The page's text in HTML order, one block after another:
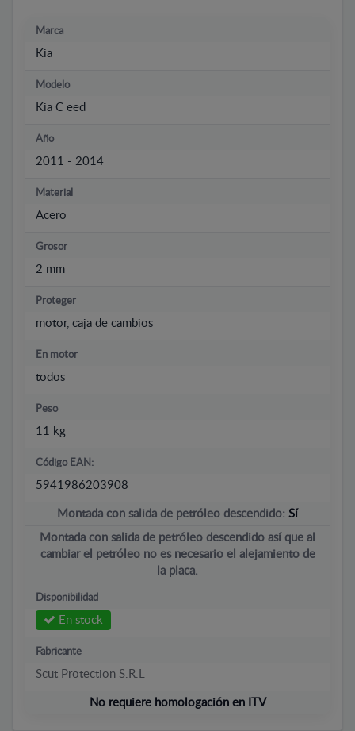
Marca
Kia
Modelo
Kia C eed
Año
2011 - 2014
Material
Acero
Grosor
2 mm
Proteger
motor, caja de cambios
En motor
todos
Peso
11 kg
Código EAN:
5941986203908
Montada con salida de petróleo descendido: Sí
Montada con salida de petróleo descendido así que al
cambiar el petróleo no es necesario el alejamiento de
la placa.
Disponibilidad
En stock
Fabricante
Scut Protection S.R.L
No requiere homologación en ITV